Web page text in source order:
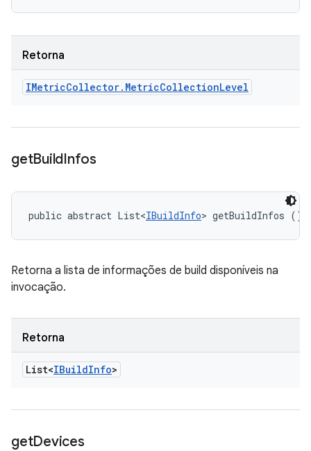
Retorna
IMetricCollector. MetricCollectionLevel
getBuildInfos
public abstract List<IBuildInfo> getBuildInfos ()
Retorna a lista de informações de build disponíveis na
invocação.
Retorna
List<IBuildInfo>
getDevices